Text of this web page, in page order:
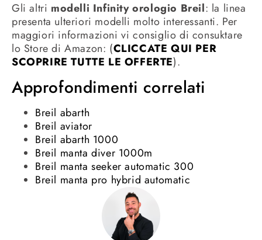
Gli altri modelli Infinity orologio Breil: la linea
presenta ulteriori modelli molto interessanti. Per
maggiori informazioni vi consiglio di consuktare
lo Store di Amazon: (CLICCATE QUI PER
SCOPRIRE TUTTE LE OFFERTE).
Approfondimenti correlati
Breil abarth
Breil aviator
Breil abarth 1000
Breil manta diver 1000m
Breil manta seeker automatic 300
Breil manta pro hybrid automatic